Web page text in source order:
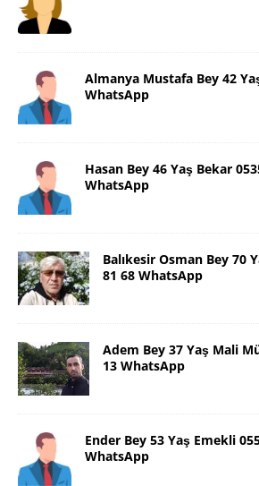
Almanya Mustafa Bey 42
WhatsApp
Hasan Bey 46 Yaş Bekar
WhatsApp
Balıkesir Osman Bey 70
81 68 WhatsApp
Adem Bey 37 Yaş Mali
13 WhatsApp
Ender Bey 53 Yaş Emekli
WhatsApp